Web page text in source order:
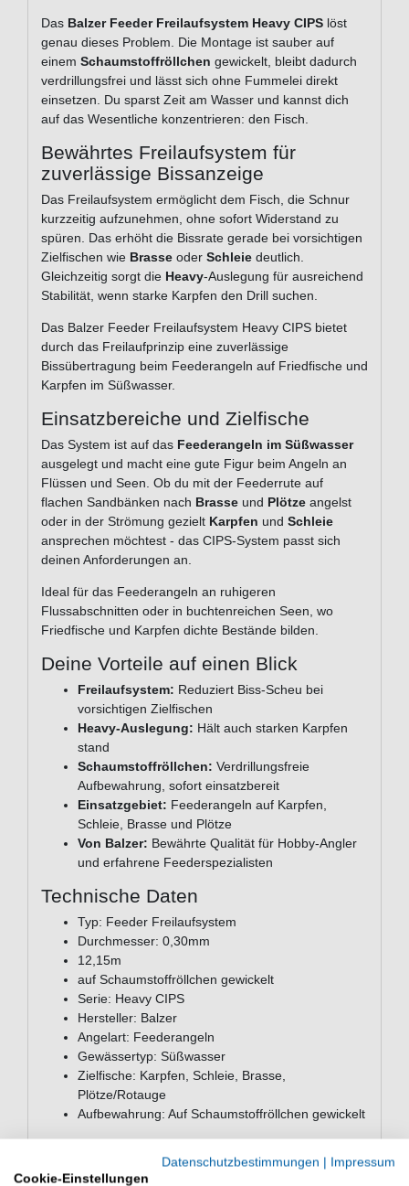
Das Balzer Feeder Freilaufsystem Heavy CIPS löst
genau dieses Problem. Die Montage ist sauber auf
einem Schaumstoffröllchen gewickelt, bleibt dadurch
verdrillungsfrei und lässt sich ohne Fummelei direkt
einsetzen. Du sparst Zeit am Wasser und kannst dich
auf das Wesentliche konzentrieren: den Fisch.
Bewährtes Freilaufsystem für
zuverlässige Bissanzeige
Das Freilaufsystem ermöglicht dem Fisch, die Schnur
kurzzeitig aufzunehmen, ohne sofort Widerstand zu
spüren. Das erhöht die Bissrate gerade bei vorsichtigen
Zielfischen wie Brasse oder Schleie deutlich.
Gleichzeitig sorgt die Heavy-Auslegung für ausreichend
Stabilität, wenn starke Karpfen den Drill suchen.
Das Balzer Feeder Freilaufsystem Heavy CIPS bietet
durch das Freilaufprinzip eine zuverlässige
Bissübertragung beim Feederangeln auf Friedfische und
Karpfen im Süßwasser.
Einsatzbereiche und Zielfische
Das System ist auf das Feederangeln im Süßwasser
ausgelegt und macht eine gute Figur beim Angeln an
Flüssen und Seen. Ob du mit der Feederrute auf
flachen Sandbänken nach Brasse und Plötze angelst
oder in der Strömung gezielt Karpfen und Schleie
ansprechen möchtest - das CIPS-System passt sich
deinen Anforderungen an.
Ideal für das Feederangeln an ruhigeren
Flussabschnitten oder in buchtenreichen Seen, wo
Friedfische und Karpfen dichte Bestände bilden.
Deine Vorteile auf einen Blick
Freilaufsystem: Reduziert Biss-Scheu bei
vorsichtigen Zielfischen
Heavy-Auslegung: Hält auch starken Karpfen
stand
Schaumstoffröllchen: Verdrillungsfreie
Aufbewahrung, sofort einsatzbereit
Einsatzgebiet: Feederangeln auf Karpfen,
Schleie, Brasse und Plötze
Von Balzer: Bewährte Qualität für Hobby-Angler
und erfahrene Feederspezialisten
Technische Daten
Typ: Feeder Freilaufsystem
Durchmesser: 0,30mm
12,15m
auf Schaumstoffröllchen gewickelt
Serie: Heavy CIPS
Hersteller: Balzer
Angelart: Feederangeln
Gewässertyp: Süßwasser
Zielfische: Karpfen, Schleie, Brasse,
Plötze/Rotauge
Aufbewahrung: Auf Schaumstoffröllchen gewickelt
Feeder Freilaufsystem Heavy CIPS
Datenschutzbestimmungen | Impressum
Cookie-Einstellungen